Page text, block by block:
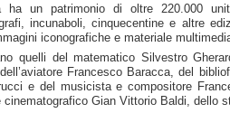
ha un patrimonio di oltre 220.000
incunaboli, cinquecentine e altre
iconografiche e materiale
quelli del matematico Silvestro
Francesco Baracca, del
e del musicista e compositore
cinematografico Gian Vittorio Baldi, dello